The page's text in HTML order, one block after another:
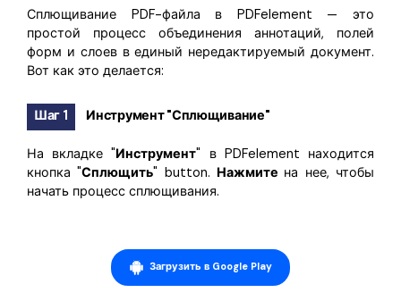
Сплющивание PDF-файла в PDFelement — это
простой процесс объединения аннотаций, полей
форм и слоев в единый нередактируемый документ.
Вот как это делается:
Шаг 1 Инструмент "Сплющивание"
На вкладке "Инструмент" в PDFelement находится
кнопка "Сплющить" button. Нажмите на нее, чтобы
начать процесс сплющивания.
Загрузить в Google Play